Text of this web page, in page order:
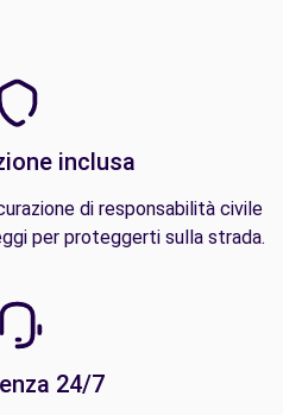
inclusa
di responsabilità civile
per proteggerti sulla strada.
24/7